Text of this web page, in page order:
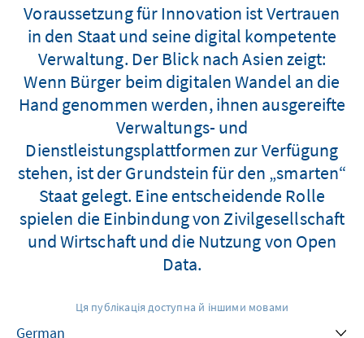
Voraussetzung für Innovation ist Vertrauen
in den Staat und seine digital kompetente
Verwaltung. Der Blick nach Asien zeigt:
Wenn Bürger beim digitalen Wandel an die
Hand genommen werden, ihnen ausgereifte
Verwaltungs- und
Dienstleistungsplattformen zur Verfügung
stehen, ist der Grundstein für den „smarten“
Staat gelegt. Eine entscheidende Rolle
spielen die Einbindung von Zivilgesellschaft
und Wirtschaft und die Nutzung von Open
Data.
Ця публікація доступна й іншими мовами